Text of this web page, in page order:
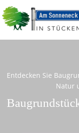
Entdecken Sie
Natur